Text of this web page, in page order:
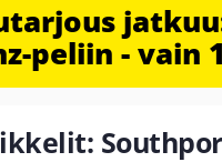
peliin - vain